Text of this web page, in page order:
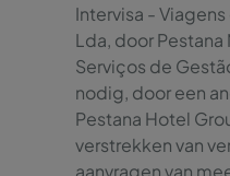
Intervisa -
Lda, door
Serviços de
nodig, door een
Pestana Hotel
verstrekken van
aanvragen van